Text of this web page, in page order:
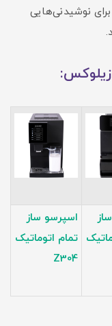
نوشیدنی‌هایی
زیلوکس:
اسپرسو ساز
تمام اتوماتیک
Z304